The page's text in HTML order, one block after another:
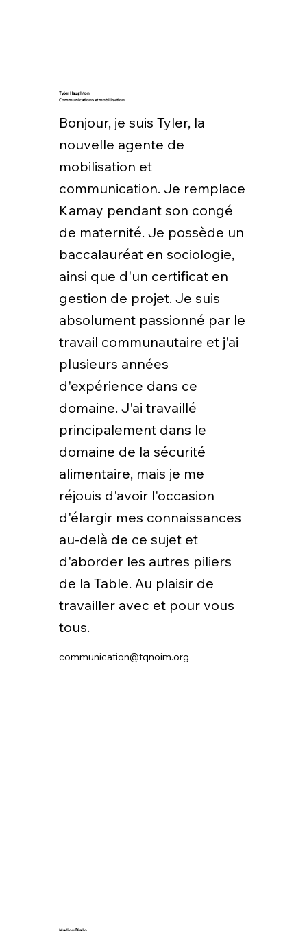
Tyler Haughton
Communications et mobilisation
Bonjour, je suis Tyler, la
nouvelle agente de
mobilisation et
communication. Je remplace
Kamay pendant son congé
de maternité. Je possède un
baccalauréat en sociologie,
ainsi que d'un certificat en
gestion de projet. Je suis
absolument passionné par le
travail communautaire et j'ai
plusieurs années
d'expérience dans ce
domaine. J'ai travaillé
principalement dans le
domaine de la sécurité
alimentaire, mais je me
réjouis d'avoir l'occasion
d'élargir mes connaissances
au-delà de ce sujet et
d'aborder les autres piliers
de la Table. Au plaisir de
travailler avec et pour vous
tous.
communication@tqnoim.org
Madjou Diallo